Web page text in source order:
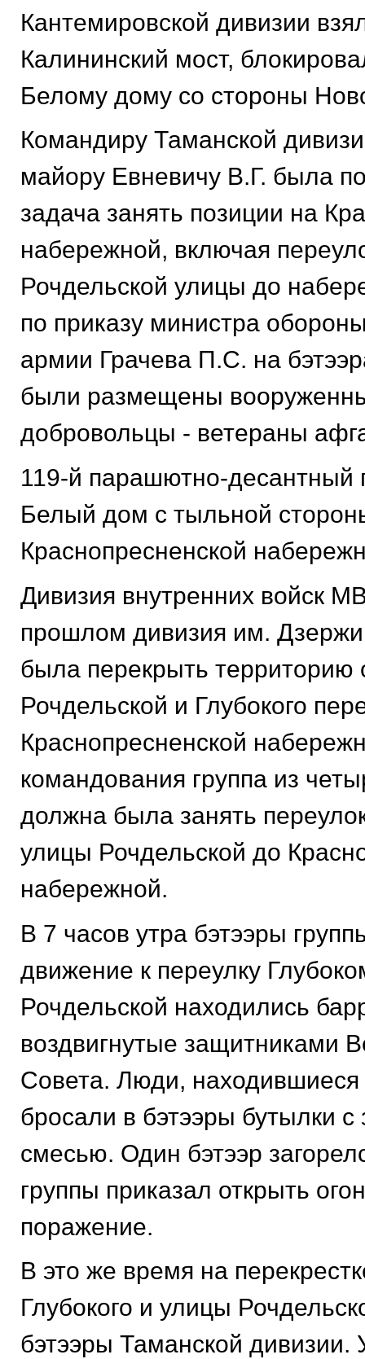
Кантемировской дивизии
Калининский мост,
Белому дому со стороны
Командиру Таманской
майору Евневичу В.Г. была
задача занять позиции на
набережной, включая
Рочдельской улицы до
по приказу министра
армии Грачева П.С. на
были размещены
добровольцы - ветераны
119-й парашютно-десантный
Белый дом с тыльной
Краснопресненской
Дивизия внутренних войск
прошлом дивизия им.
была перекрыть территорию
Рочдельской и Глубокого
Краснопресненской
командования группа из
должна была занять
улицы Рочдельской до
набережной.
В 7 часов утра бэтээры
движение к переулку
Рочдельской находились
воздвигнутые защитниками
Совета. Люди, находившиеся
бросали в бэтээры бутылки с
смесью. Один бэтээр
группы приказал открыть
поражение.
В это же время на
Глубокого и улицы
бэтээры Таманской